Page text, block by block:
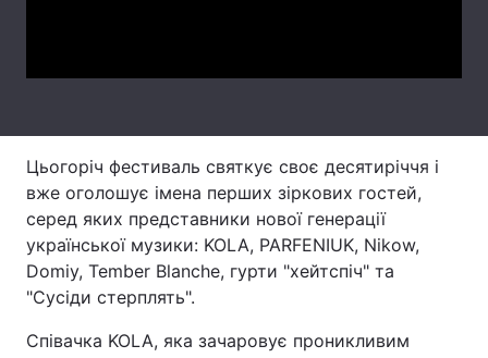
Архів Вакансії
Контакти
Послуги
Цьогоріч фестиваль святкує своє десятиріччя і
вже оголошує імена перших зіркових гостей,
серед яких представники нової генерації
української музики: KOLA, PARFENIUK, Nikow,
Domiy, Tember Blanche, гурти "хейтспіч" та
"Сусіди стерплять".
Співачка KOLA, яка зачаровує проникливим